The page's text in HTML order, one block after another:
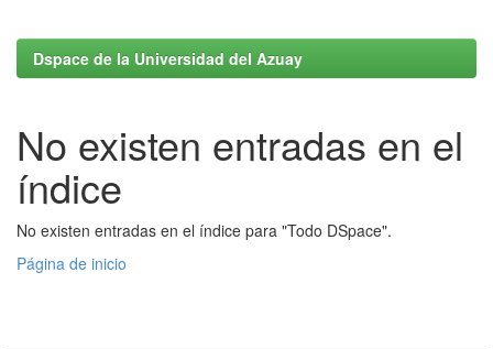
Dspace de la Universidad del Azuay
No existen entradas en el
índice
No existen entradas en el índice para "Todo DSpace".
Página de inicio